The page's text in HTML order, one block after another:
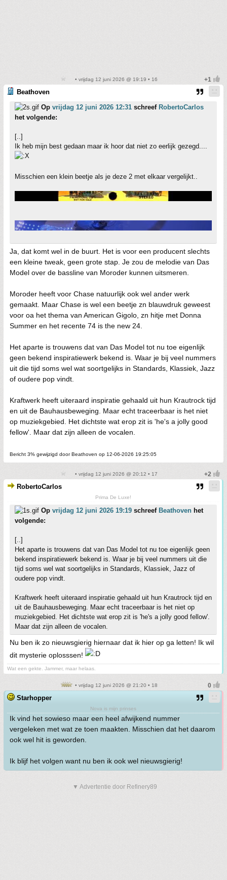
• vrijdag 12 juni 2026 @ 19:19 • 16
Beathoven
Op vrijdag 12 juni 2026 12:31 schreef RobertoCarlos
het volgende:
[..]
Ik heb mijn best gedaan maar ik hoor dat niet zo eerlijk gezegd....
Misschien een klein beetje als je deze 2 met elkaar vergelijkt..
Ja, dat komt wel in de buurt. Het is voor een producent slechts
een kleine tweak, geen grote stap. Je zou de melodie van Das
Model over de bassline van Moroder kunnen uitsmeren.
Moroder heeft voor Chase natuurlijk ook wel ander werk
gemaakt. Maar Chase is wel een beetje zn blauwdruk geweest
voor oa het thema van American Gigolo, zn hitje met Donna
Summer en het recente 74 is the new 24.
Het aparte is trouwens dat van Das Model tot nu toe eigenlijk
geen bekend inspiratiewerk bekend is. Waar je bij veel nummers
uit die tijd soms wel wat soortgelijks in Standards, Klassiek, Jazz
of oudere pop vindt.
Kraftwerk heeft uiteraard inspiratie gehaald uit hun Krautrock tijd
en uit de Bauhausbeweging. Maar echt traceerbaar is het niet
op muziekgebied. Het dichtste wat erop zit is 'he's a jolly good
fellow'. Maar dat zijn alleen de vocalen.
Bericht 3% gewijzigd door Beathoven op 12-06-2026 19:25:05
• vrijdag 12 juni 2026 @ 20:12 • 17
RobertoCarlos
Prima De Luxe!
Op vrijdag 12 juni 2026 19:19 schreef Beathoven het
volgende:
[..]
Het aparte is trouwens dat van Das Model tot nu toe eigenlijk geen
bekend inspiratiewerk bekend is. Waar je bij veel nummers uit die
tijd soms wel wat soortgelijks in Standards, Klassiek, Jazz of
oudere pop vindt.
Kraftwerk heeft uiteraard inspiratie gehaald uit hun Krautrock tijd en
uit de Bauhausbeweging. Maar echt traceerbaar is het niet op
muziekgebied. Het dichtste wat erop zit is 'he's a jolly good fellow'.
Maar dat zijn alleen de vocalen.
Nu ben ik zo nieuwsgierig hiernaar dat ik hier op ga letten! Ik wil
dit mysterie oplosssen!
Wat een gekte. Jammer, maar helaas.
• vrijdag 12 juni 2026 @ 21:20 • 18
Starhopper
Nova is mijn prinses
Ik vind het sowieso maar een heel afwijkend nummer
vergeleken met wat ze toen maakten. Misschien dat het daarom
ook wel hit is geworden.
Ik blijf het volgen want nu ben ik ook wel nieuwsgierig!
▼ Advertentie door Refinery89